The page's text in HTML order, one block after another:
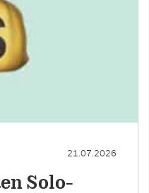
21.07.2026
Solo-